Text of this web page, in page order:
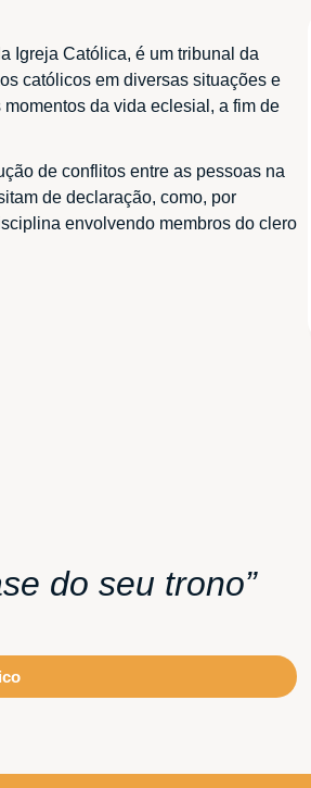
Igreja Católica, é um tribunal da
católicos em diversas situações e
da vida eclesial, a fim de
de conflitos entre as pessoas na
de declaração, como, por
envolvendo membros do clero
do seu trono”